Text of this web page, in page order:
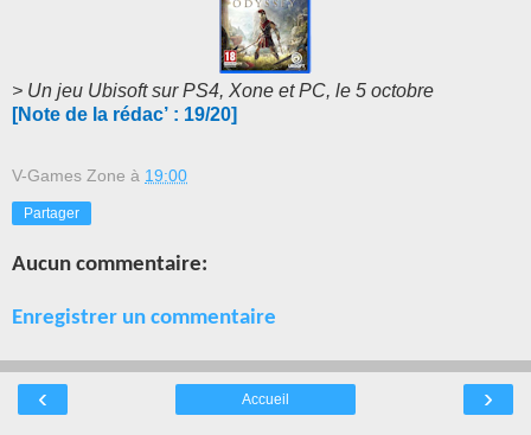
> Un jeu Ubisoft sur PS4, Xone et PC, le 5 octobre
[Note de la rédac’ : 19/20]
V-Games Zone à 19:00
Partager
Aucun commentaire:
Enregistrer un commentaire
‹ ›
Accueil